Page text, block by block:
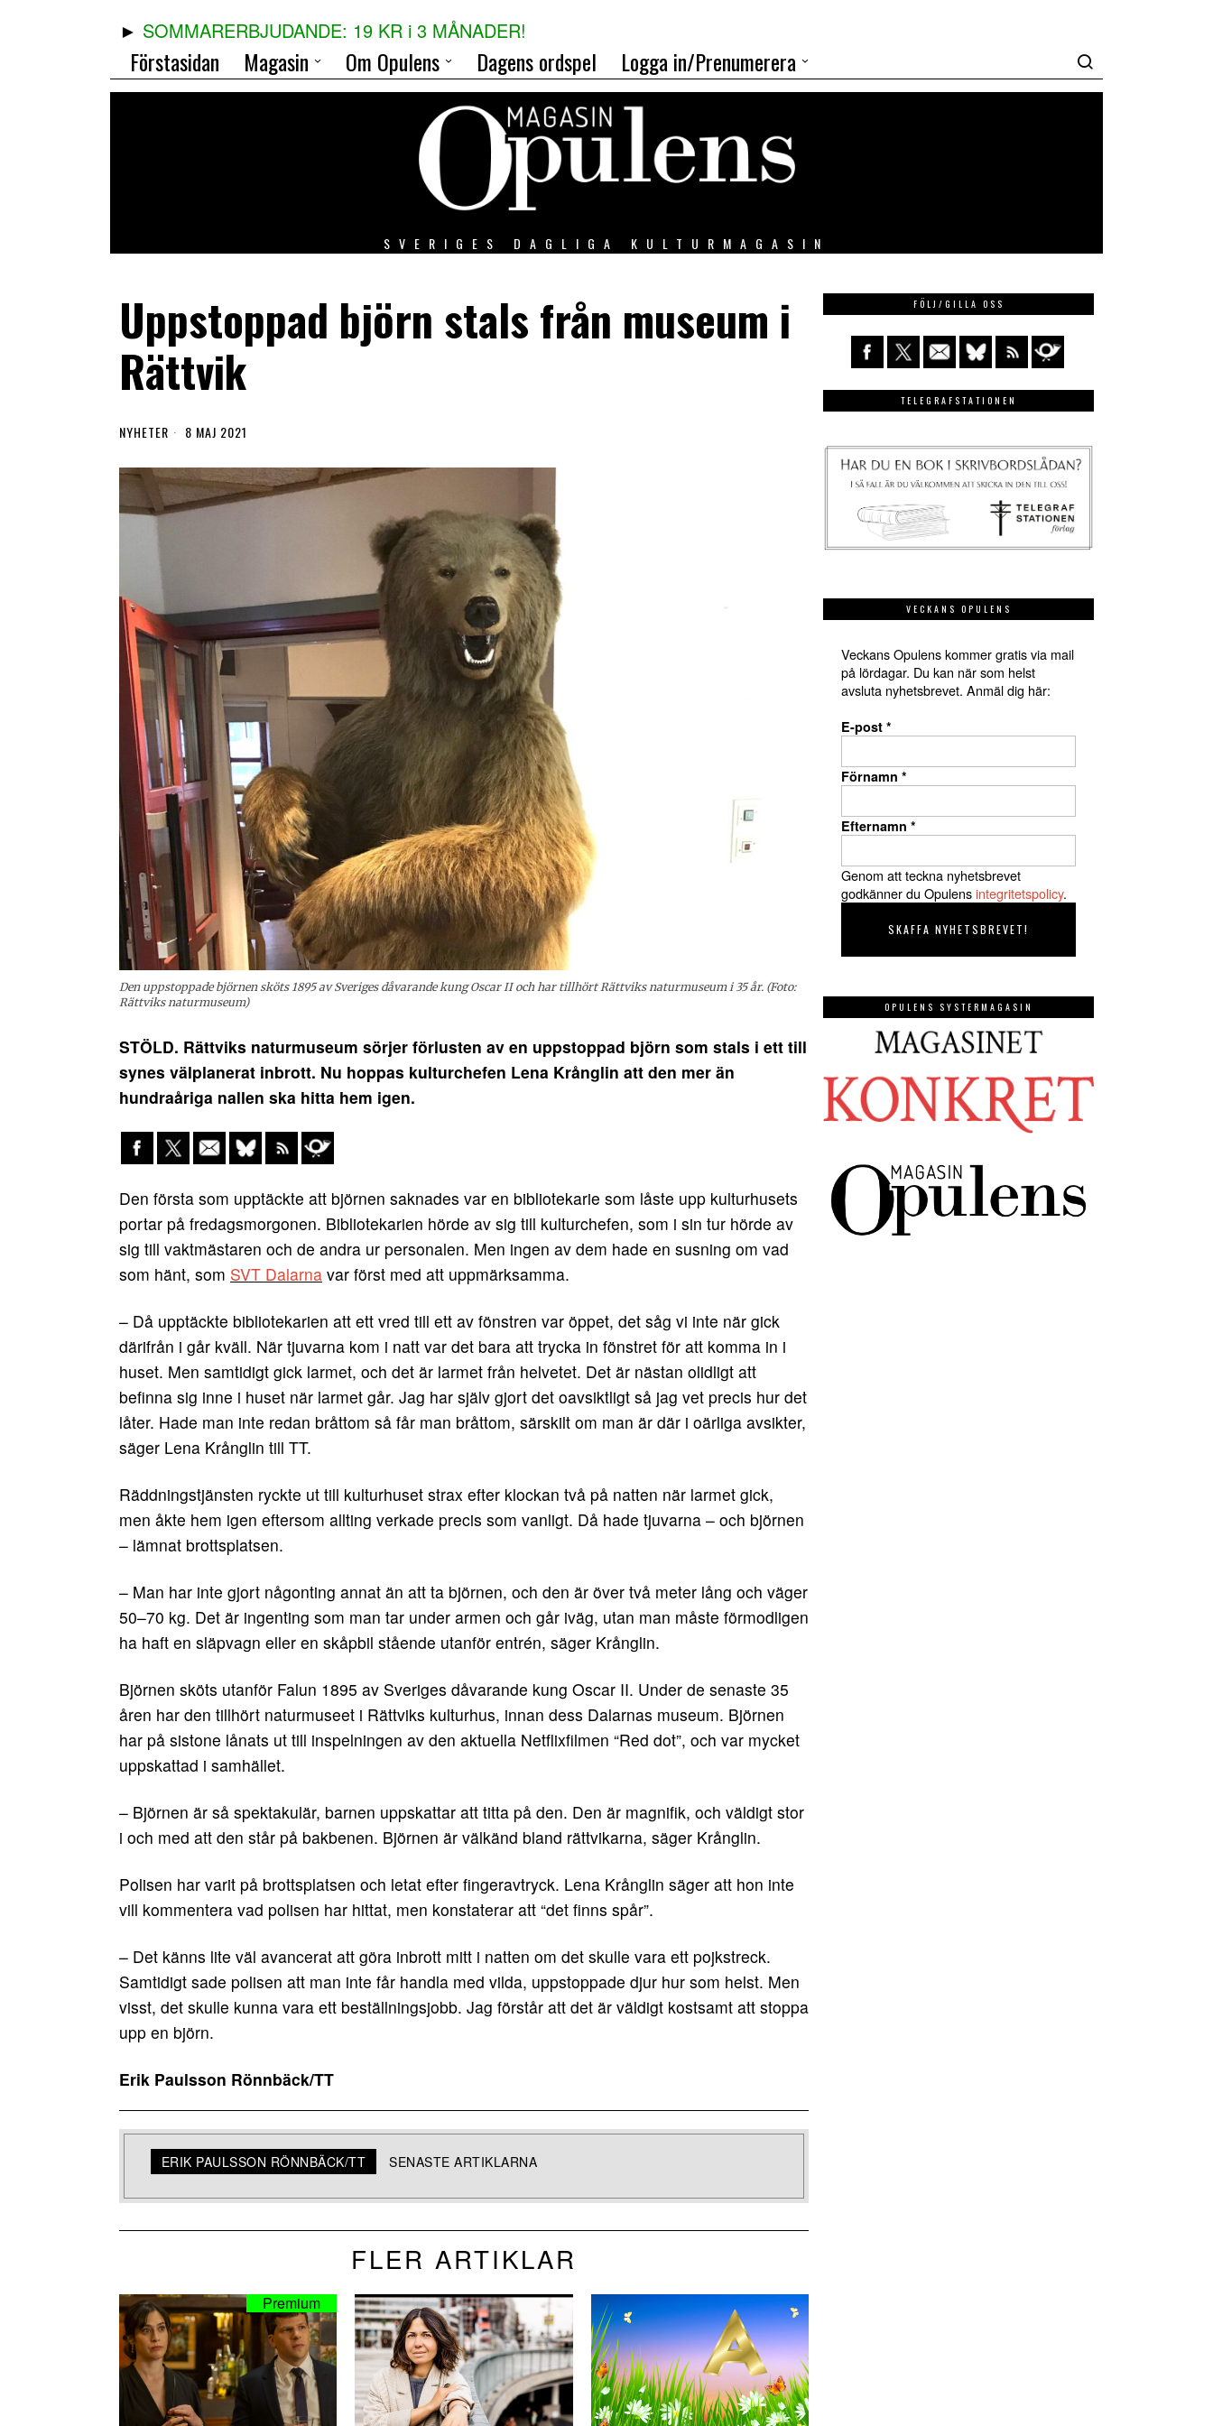
SOMMARERBJUDANDE: 19 KR i 3 MÅNADER!
Förstasidan Magasin Om Opulens Dagens ordspel Logga in/Prenumerera
SVERIGES DAGLIGA KULTURMAGASIN
Uppstoppad björn stals från museum i
Rättvik
NYHETER 8 MAJ 2021
Den uppstoppade björnen sköts 1895 av Sveriges dåvarande kung Oscar II och har tillhört Rättviks naturmuseum i 35 år. (Foto:
Rättviks naturmuseum)
STÖLD. Rättviks naturmuseum sörjer förlusten av en uppstoppad björn som stals i ett till
synes välplanerat inbrott. Nu hoppas kulturchefen Lena Krånglin att den mer än
hundraåriga nallen ska hitta hem igen.
Den första som upptäckte att björnen saknades var en bibliotekarie som låste upp kulturhusets
portar på fredagsmorgonen. Bibliotekarien hörde av sig till kulturchefen, som i sin tur hörde av
sig till vaktmästaren och de andra ur personalen. Men ingen av dem hade en susning om vad
som hänt, som SVT Dalarna var först med att uppmärksamma.
– Då upptäckte bibliotekarien att ett vred till ett av fönstren var öppet, det såg vi inte när gick
därifrån i går kväll. När tjuvarna kom i natt var det bara att trycka in fönstret för att komma in i
huset. Men samtidigt gick larmet, och det är larmet från helvetet. Det är nästan olidligt att
befinna sig inne i huset när larmet går. Jag har själv gjort det oavsiktligt så jag vet precis hur det
låter. Hade man inte redan bråttom så får man bråttom, särskilt om man är där i oärliga avsikter,
säger Lena Krånglin till TT.
Räddningstjänsten ryckte ut till kulturhuset strax efter klockan två på natten när larmet gick,
men åkte hem igen eftersom allting verkade precis som vanligt. Då hade tjuvarna – och björnen
– lämnat brottsplatsen.
– Man har inte gjort någonting annat än att ta björnen, och den är över två meter lång och väger
50–70 kg. Det är ingenting som man tar under armen och går iväg, utan man måste förmodligen
ha haft en släpvagn eller en skåpbil stående utanför entrén, säger Krånglin.
Björnen sköts utanför Falun 1895 av Sveriges dåvarande kung Oscar II. Under de senaste 35
åren har den tillhört naturmuseet i Rättviks kulturhus, innan dess Dalarnas museum. Björnen
har på sistone lånats ut till inspelningen av den aktuella Netflixfilmen “Red dot”, och var mycket
uppskattad i samhället.
– Björnen är så spektakulär, barnen uppskattar att titta på den. Den är magnifik, och väldigt stor
i och med att den står på bakbenen. Björnen är välkänd bland rättvikarna, säger Krånglin.
Polisen har varit på brottsplatsen och letat efter fingeravtryck. Lena Krånglin säger att hon inte
vill kommentera vad polisen har hittat, men konstaterar att “det finns spår”.
– Det känns lite väl avancerat att göra inbrott mitt i natten om det skulle vara ett pojkstreck.
Samtidigt sade polisen att man inte får handla med vilda, uppstoppade djur hur som helst. Men
visst, det skulle kunna vara ett beställningsjobb. Jag förstår att det är väldigt kostsamt att stoppa
upp en björn.
Erik Paulsson Rönnbäck/TT
ERIK PAULSSON RÖNNBÄCK/TT SENASTE ARTIKLARNA
FLER ARTIKLAR
FÖLJ/GILLA OSS
TELEGRAFSTATIONEN
VECKANS OPULENS
Veckans Opulens kommer gratis via mail
på lördagar. Du kan när som helst
avsluta nyhetsbrevet. Anmäl dig här:
E-post *
Förnamn *
Efternamn *
Genom att teckna nyhetsbrevet
godkänner du Opulensintegritetspolicy.
OPULENS SYSTERMAGASIN